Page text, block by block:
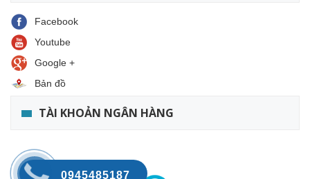
Facebook
Youtube
Google +
Bản đồ
TÀI KHOẢN NGÂN HÀNG
0945485187